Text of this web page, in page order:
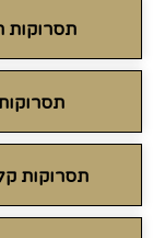
תסרוקות
תסרוקות